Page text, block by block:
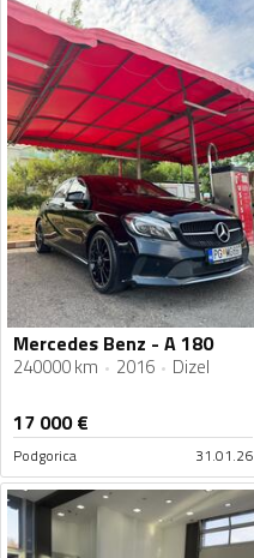
Mercedes Benz - A 180
240000 km 2016 Dizel
17 000€
Podgorica 31.01.26